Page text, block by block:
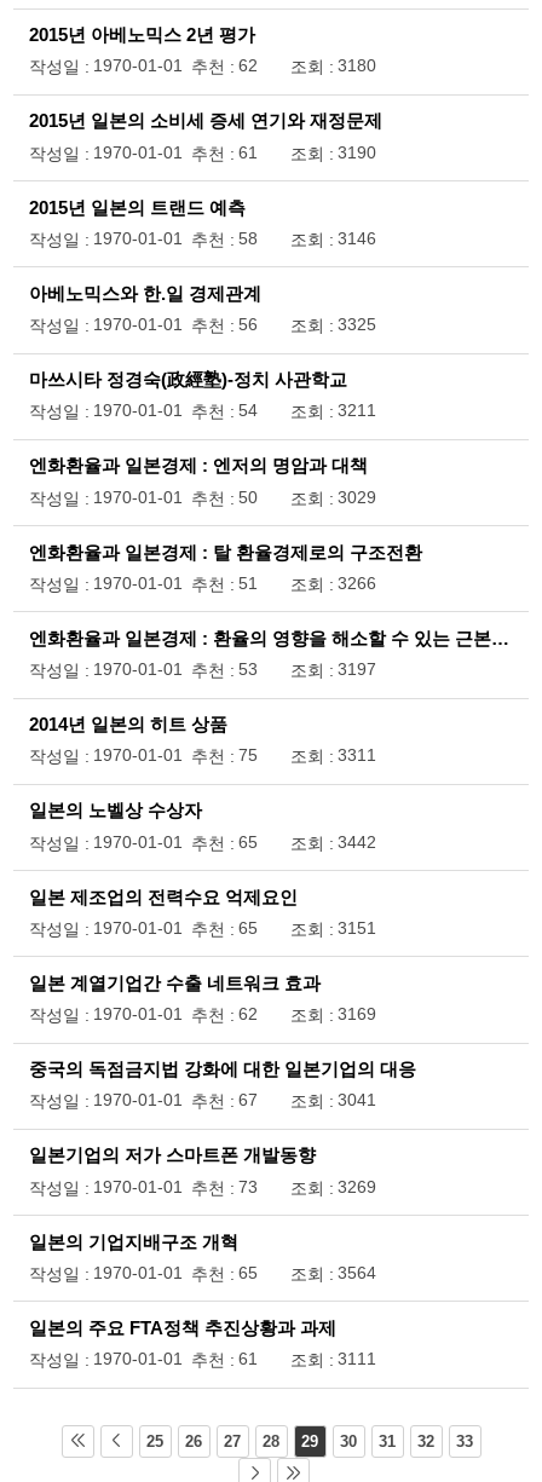
2015년 아베노믹스 2년 평가
작성일 : 1970-01-01 추천 : 62 조회 : 3180
2015년 일본의 소비세 증세 연기와 재정문제
작성일 : 1970-01-01 추천 : 61 조회 : 3190
2015년 일본의 트랜드 예측
작성일 : 1970-01-01 추천 : 58 조회 : 3146
아베노믹스와 한.일 경제관계
작성일 : 1970-01-01 추천 : 56 조회 : 3325
마쓰시타 정경숙(政經塾)-정치 사관학교
작성일 : 1970-01-01 추천 : 54 조회 : 3211
엔화환율과 일본경제 : 엔저의 명암과 대책
작성일 : 1970-01-01 추천 : 50 조회 : 3029
엔화환율과 일본경제 : 탈 환율경제로의 구조전환
작성일 : 1970-01-01 추천 : 51 조회 : 3266
엔화환율과 일본경제 : 환율의 영향을 해소할 수 있는 근본책으로서 서비사이징
작성일 : 1970-01-01 추천 : 53 조회 : 3197
2014년 일본의 히트 상품
작성일 : 1970-01-01 추천 : 75 조회 : 3311
일본의 노벨상 수상자
작성일 : 1970-01-01 추천 : 65 조회 : 3442
일본 제조업의 전력수요 억제요인
작성일 : 1970-01-01 추천 : 65 조회 : 3151
일본 계열기업간 수출 네트워크 효과
작성일 : 1970-01-01 추천 : 62 조회 : 3169
중국의 독점금지법 강화에 대한 일본기업의 대응
작성일 : 1970-01-01 추천 : 67 조회 : 3041
일본기업의 저가 스마트폰 개발동향
작성일 : 1970-01-01 추천 : 73 조회 : 3269
일본의 기업지배구조 개혁
작성일 : 1970-01-01 추천 : 65 조회 : 3564
일본의 주요 FTA정책 추진상황과 과제
작성일 : 1970-01-01 추천 : 61 조회 : 3111
25 26 27 28 29 30 31 32 33